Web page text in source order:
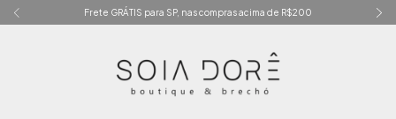
Frete GRÁTIS para SP, nas compras acima de R$200